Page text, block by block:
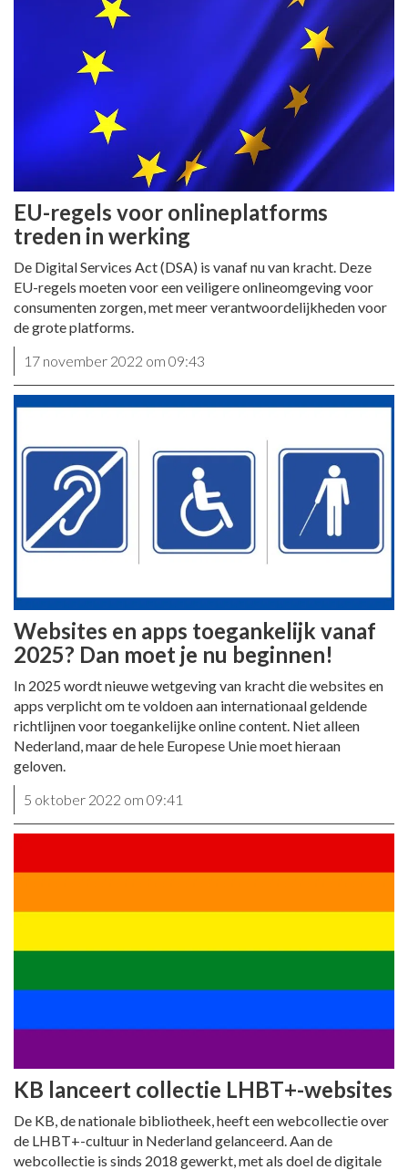
EU-regels voor onlineplatforms
treden in werking
De Digital Services Act (DSA) is vanaf nu van kracht. Deze
EU-regels moeten voor een veiligere onlineomgeving voor
consumenten zorgen, met meer verantwoordelijkheden voor
de grote platforms.
17 november 2022 om 09:43
Websites en apps toegankelijk vanaf
2025? Dan moet je nu beginnen!
In 2025 wordt nieuwe wetgeving van kracht die websites en
apps verplicht om te voldoen aan internationaal geldende
richtlijnen voor toegankelijke online content. Niet alleen
Nederland, maar de hele Europese Unie moet hieraan
geloven.
5 oktober 2022 om 09:41
KB lanceert collectie LHBT+-websites
De KB, de nationale bibliotheek, heeft een webcollectie over
de LHBT+-cultuur in Nederland gelanceerd. Aan de
webcollectie is sinds 2018 gewerkt, met als doel de digitale